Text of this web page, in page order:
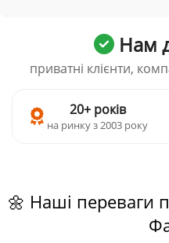
Нам
приватні клієнти,
20+ років
на ринку з 2003 року
🌼 Наші переваги